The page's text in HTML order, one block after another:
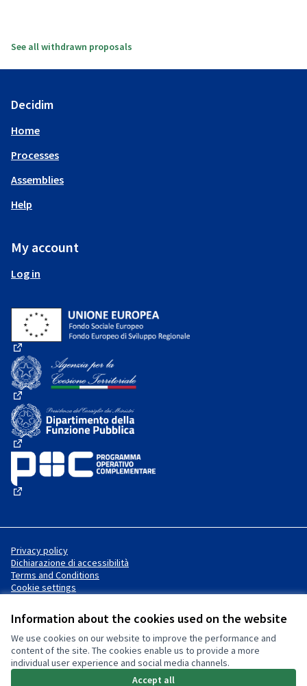
Information about the cookies used on the website
We use cookies on our website to improve the performance and
content of the site. The cookies enable us to provide a more
individual user experience and social media channels.
Accept all
See all withdrawn proposals
Decidim
Home
Processes
Assemblies
Help
My account
Log in
(External link)
(External link)
(External link)
Privacy policy
Dichiarazione di accessibilità
Terms and Conditions
Cookie settings
Creative Commons License
(External link)Website made withfree software
(External link)
.